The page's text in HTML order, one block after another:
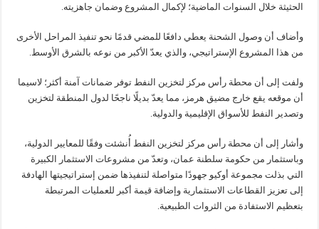
الحثيثة خلال السنوات الماضية؛ لإكمال المشروع وضمان جاهزيته.
وأضاف أن وصول الشحنة يعطي دافعًا للمضي قدمًا نحو تنفيذ المراحل الأخرى
من هذا المشروع الإستراتيجي، والذي يعدّ الأكبر من نوعه بالشرق الأوسط.
ولفت إلى أن محطة رأس مركز لتخزين النفط توفر ضمانات آمنة أكثر؛ لاسيما
أن موقعه يقع خارج مضيق هرمز، مما يعدّ بديلًا ناجحًا لدول المنطقة لتخزين
وتصدير النفط للأسواق الإقليمية والدولية.
وأشار إلى أن محطة رأس مركز لتخزين النفط أُنشئت وفقًا للمعايير الدولية،
وباستثمار من حكومة سلطنة عمان، وتعدّ من مشروعات الاستثمار الكبيرة
التي بذلت مجموعة أوكيو جهودًا متواصلة لتنفيذها ضمن إستراتيجيتها الهادفة
إلى تعزيز القطاعات الاستثمارية وإضافة قيمة أكبر للعمليات المرتبطة
بتعظيم الاستفادة من الثروات الطبيعية.